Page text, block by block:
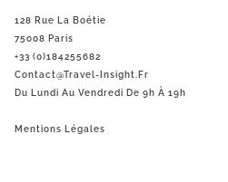
128 Rue La Boétie
75008 Paris
+33 (0)184255682
Contact@Travel-Insight.fr
Du Lundi Au Vendredi De 9h À 19h
Mentions Légales